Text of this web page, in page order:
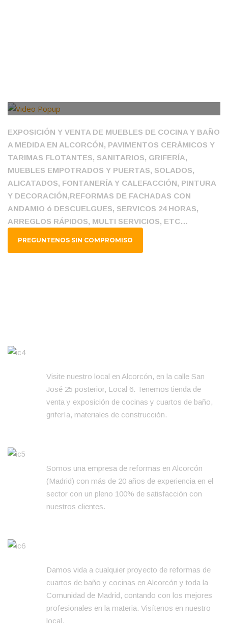
EXPOSICIÓN Y VENTA DE MUEBLES DE COCINA Y BAÑO
A MEDIDA EN ALCORCÓN, PAVIMENTOS CERÁMICOS Y
TARIMAS FLOTANTES, SANITARIOS, GRIFERÍA,
MUEBLES EMPOTRADOS Y PUERTAS, SOLADOS,
ALICATADOS, FONTANERÍA Y CALEFACCIÓN, PINTURA
Y DECORACIÓN,REFORMAS DE FACHADAS CON
ANDAMIO ó DESCUELGUES, SERVICOS 24 HORAS,
ARREGLOS RÁPIDOS, MULTI SERVICIOS, ETC…
PREGUNTENOS SIN COMPROMISO
Visite nuestro local en Alcorcón, en la calle San
José 25 posterior, Local 6. Tenemos tienda de
venta y exposición de cocinas y cuartos de baño,
grifería, materiales de construcción.
Somos una empresa de reformas en Alcorcón
(Madrid) con más de 20 años de experiencia en el
sector con un pleno 100% de satisfacción con
nuestros clientes.
Damos vida a cualquier proyecto de reformas de
cuartos de baño y cocinas en Alcorcón y toda la
Comunidad de Madrid, contando con los mejores
profesionales en la materia. Visítenos en nuestro
local.